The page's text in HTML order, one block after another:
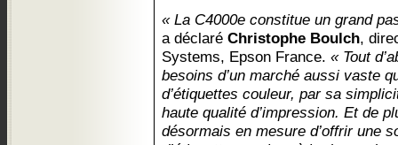
« La C4000e constitue un grand
a déclaré Christophe Boulch,
Systems, Epson France. « Tout
besoins d’un marché aussi vaste
d’étiquettes couleur, par sa
haute qualité d’impression. Et de
désormais en mesure d’offrir une